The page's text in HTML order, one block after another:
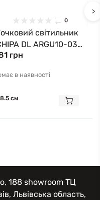
0
світильник
DL ARGU10-033
Line
грн
в наявності
8.5 см
>
188 showroom ТЦ
Львівська область,